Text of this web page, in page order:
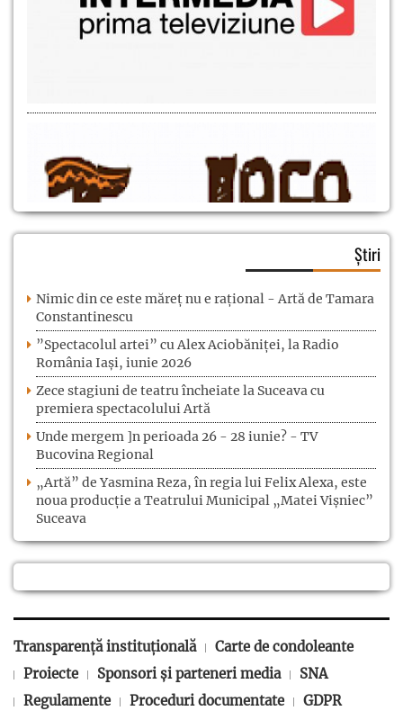
Știri
Nimic din ce este măreț nu e rațional - Artă de Tamara
Constantinescu
”Spectacolul artei” cu Alex Aciobăniței, la Radio
România Iași, iunie 2026
Zece stagiuni de teatru încheiate la Suceava cu
premiera spectacolului Artă
Unde mergem ]n perioada 26 - 28 iunie? - TV
Bucovina Regional
„Artă” de Yasmina Reza, în regia lui Felix Alexa, este
noua producție a Teatrului Municipal „Matei Vișniec”
Suceava
Transparență instituțională
Carte de condoleante
Proiecte
Sponsori și parteneri media
SNA
Regulamente
Proceduri documentate GDPR